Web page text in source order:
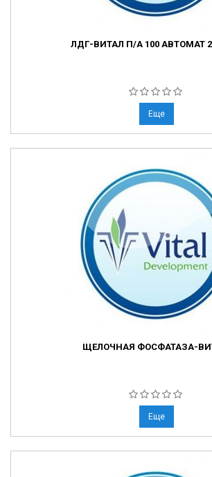
ЛДГ-ВИТАЛ П/А 100 АВТОМАТ
Еще
ЩЕЛОЧНАЯ ФОСФАТАЗА-
Еще